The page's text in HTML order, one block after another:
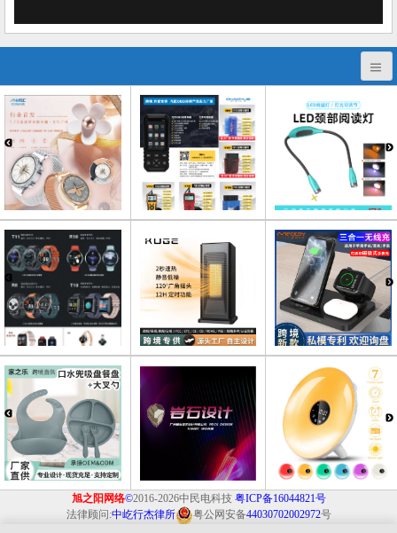
旭之阳网络©2016-2026中民电科技 粤ICP备16044821号
法律顾问:中屹行杰律所 粤公网安备44030702002972号